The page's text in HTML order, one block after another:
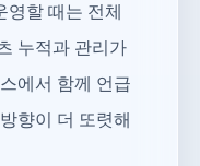
영할 때는 전체
누적과 관리가
에서 함께 언급
향이 더 또렷해